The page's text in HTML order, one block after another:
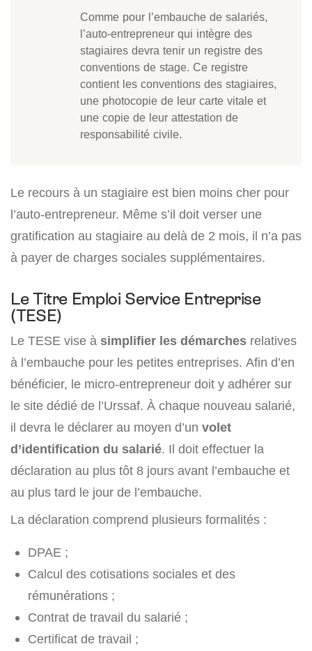
Comme pour l’embauche de salariés,
l’auto-entrepreneur qui intègre des
stagiaires devra tenir un registre des
conventions de stage. Ce registre
contient les conventions des stagiaires,
une photocopie de leur carte vitale et
une copie de leur attestation de
responsabilité civile.
Le recours à un stagiaire est bien moins cher pour
l’auto-entrepreneur. Même s’il doit verser une
gratification au stagiaire au delà de 2 mois, il n’a pas
à payer de charges sociales supplémentaires.
Le Titre Emploi Service Entreprise
(TESE)
Le TESE vise à simplifier les démarches relatives
à l’embauche pour les petites entreprises. Afin d’en
bénéficier, le micro-entrepreneur doit y adhérer sur
le site dédié de l’Urssaf. À chaque nouveau salarié,
il devra le déclarer au moyen d’un volet
d’identification du salarié. Il doit effectuer la
déclaration au plus tôt 8 jours avant l’embauche et
au plus tard le jour de l’embauche.
La déclaration comprend plusieurs formalités :
DPAE ;
Calcul des cotisations sociales et des
rémunérations ;
Contrat de travail du salarié ;
Certificat de travail ;